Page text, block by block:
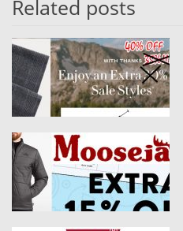
Related posts
Eagle, POLO, MLTD,
Brothers, Dickies,
Hilfiger, Cole Haan,
END.Clothing,
介+SunMarket獨家代購